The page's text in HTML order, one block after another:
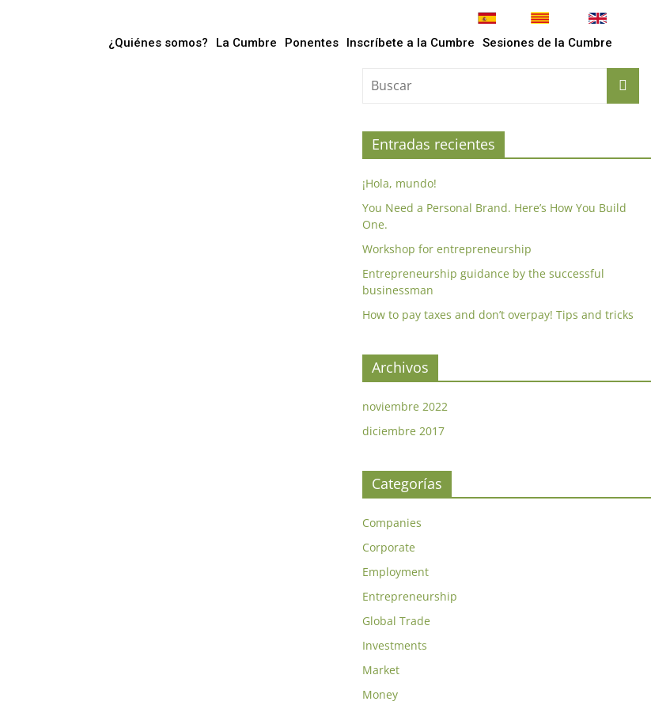
¿Quiénes somos? La Cumbre Ponentes Inscríbete a la Cumbre Sesiones de la Cumbre
Entradas recientes
¡Hola, mundo!
You Need a Personal Brand. Here’s How You Build
One.
Workshop for entrepreneurship
Entrepreneurship guidance by the successful
businessman
How to pay taxes and don’t overpay! Tips and tricks
Archivos
noviembre 2022
diciembre 2017
Categorías
Companies
Corporate
Employment
Entrepreneurship
Global Trade
Investments
Market
Money